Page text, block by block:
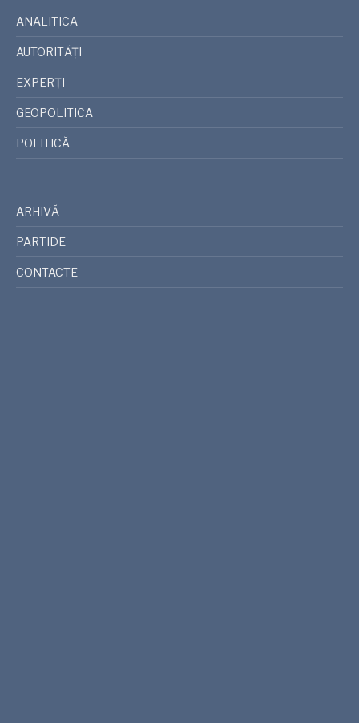
ANALITICA
AUTORITĂȚI
EXPERȚI
GEOPOLITICA
POLITICĂ
ARHIVĂ
PARTIDE
CONTACTE